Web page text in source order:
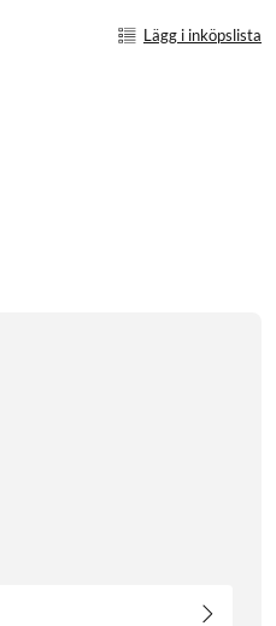
Lägg i inköpslista